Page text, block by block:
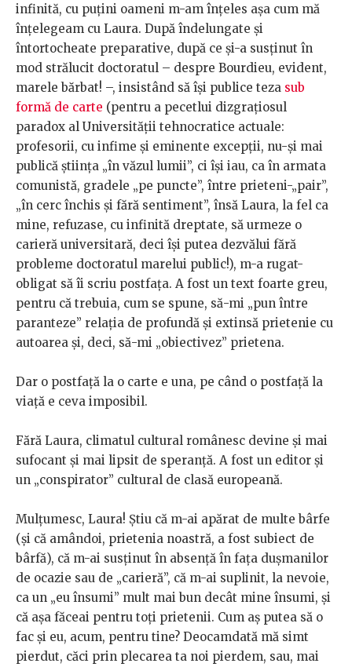
infinită, cu puțini oameni m-am înțeles așa cum mă
înțelegeam cu Laura. După îndelungate și
întortocheate preparative, după ce și-a susținut în
mod strălucit doctoratul – despre Bourdieu, evident,
marele bărbat! –, insistând să își publice teza sub
formă de carte (pentru a pecetlui dizgrațiosul
paradox al Universității tehnocratice actuale:
profesorii, cu infime și eminente excepții, nu-și mai
publică știința „în văzul lumii”, ci își iau, ca în armata
comunistă, gradele „pe puncte”, între prieteni-„pair”,
„în cerc închis și fără sentiment”, însă Laura, la fel ca
mine, refuzase, cu infinită dreptate, să urmeze o
carieră universitară, deci își putea dezvălui fără
probleme doctoratul marelui public!), m-a rugat-
obligat să îi scriu postfața. A fost un text foarte greu,
pentru că trebuia, cum se spune, să-mi „pun între
paranteze” relația de profundă și extinsă prietenie cu
autoarea și, deci, să-mi „obiectivez” prietena.
Dar o postfață la o carte e una, pe când o postfață la
viață e ceva imposibil.
Fără Laura, climatul cultural românesc devine şi mai
sufocant şi mai lipsit de speranţă. A fost un editor şi
un „conspirator” cultural de clasă europeană.
Mulțumesc, Laura! Știu că m-ai apărat de multe bârfe
(și că amândoi, prietenia noastră, a fost subiect de
bârfă), că m-ai susținut în absență în fața dușmanilor
de ocazie sau de „carieră”, că m-ai suplinit, la nevoie,
ca un „eu însumi” mult mai bun decât mine însumi, și
că așa făceai pentru toți prietenii. Cum aș putea să o
fac și eu, acum, pentru tine? Deocamdată mă simt
pierdut, căci prin plecarea ta noi pierdem, sau, mai